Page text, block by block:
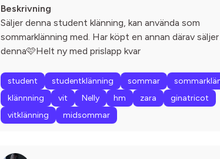
Beskrivning
Säljer denna student klänning, kan använda som
sommarklänning med. Har köpt en annan därav
denna🩷Helt ny med prislapp kvar
student studentklänning sommar
klännning
vit Nelly hm zara
ginatricot
vitklänning
midsommar